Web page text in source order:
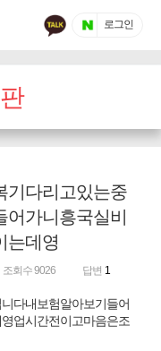
로그인
기다리고있는중
가니흥국실비
는데영
조회수 9026 답변 1
다내보험알아보기들어
업시간전이고마음은조